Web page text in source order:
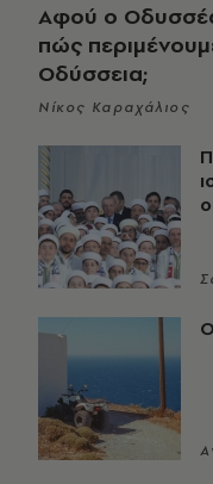
Αφού ο
πώς
Οδύσσεια;
Νίκος Καραχάλιος